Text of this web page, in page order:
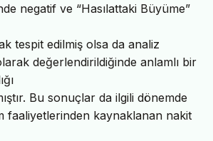
negatif ve “Hasılattaki Büyüme”
tespit edilmiş olsa da analiz
değerlendirildiğinde anlamlı bir
Bu sonuçlar da ilgili dönemde
faaliyetlerinden kaynaklanan nakit